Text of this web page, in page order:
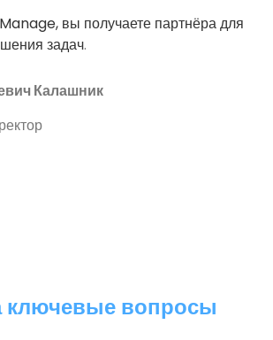
вы получаете партнёра для
задач.
Калашник
ключевые вопросы